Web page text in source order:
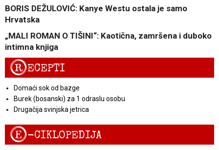
BORIS DEŽULOVIĆ: Kanye Westu ostala je samo
Hrvatska
„MALI ROMAN O TIŠINI“: Kaotična, zamršena i duboko
intimna knjiga
RECEPTI
Domaći sok od bazge
Burek (bosanski) za 1 odraslu osobu
Drugačija svinjska jetrica
E-CIKLOPEDIJA